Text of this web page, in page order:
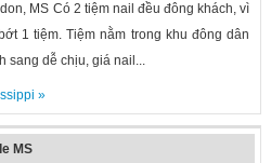
MS Có 2 tiệm nail đều đông khách, vì
1 tiệm. Tiệm nằm trong khu đông dân
sang dễ chịu, giá nail...
»
MS